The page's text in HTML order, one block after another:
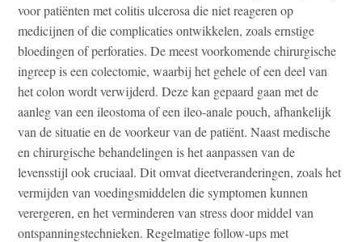
voor patiënten met colitis ulcerosa die niet reageren op
medicijnen of die complicaties ontwikkelen, zoals ernstige
bloedingen of perforaties. De meest voorkomende chirurgische
ingreep is een colectomie, waarbij het gehele of een deel van
het colon wordt verwijderd. Deze kan gepaard gaan met de
aanleg van een ileostoma of een ileo-anale pouch, afhankelijk
van de situatie en de voorkeur van de patiënt. Naast medische
en chirurgische behandelingen is het aanpassen van de
levensstijl ook cruciaal. Dit omvat dieetveranderingen, zoals het
vermijden van voedingsmiddelen die symptomen kunnen
verergeren, en het verminderen van stress door middel van
ontspanningstechnieken. Regelmatige follow-ups met